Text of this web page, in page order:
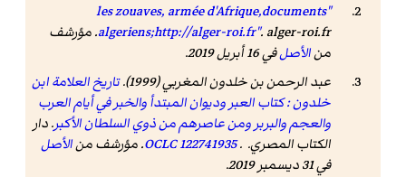
"les zouaves, armée d'Afrique,documents
algeriens;http://alger-roi.fr". alger-roi.fr
. مؤرشف
منالأصلفي 16 أبريل 2019
.
عبد الرحمن بن خلدون المغربي (1999).
تاريخ العلامة ابن
خلدون : كتاب العبر وديوان المبتدأ والخبر في أيام العرب
والعجم والبربر ومن عاصرهم من ذوي السلطان الأكبر. دار
الكتاب المصري. .
OCLC122741935 . مؤرشف منالأصل
في 31 ديسمبر 2019.